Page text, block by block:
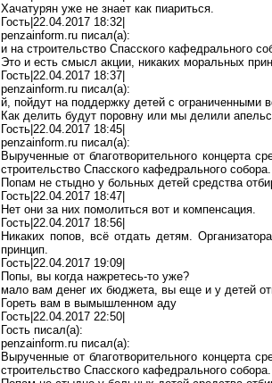
Хачатурян уже не знает как пиариться.
Гость|22.04.2017 18:32|
penzainform.ru писал(a):
и на строительство Спасского кафедрального
Это и есть смысл акции, никаких моральных
Гость|22.04.2017 18:37|
penzainform.ru писал(a):
й, пойдут на поддержку детей с ограниченными
Как делить будут поровну или мы делили
Гость|22.04.2017 18:45|
penzainform.ru писал(a):
Вырученные от благотворительного концерта
строительство Спасского кафедрального собора.
Попам не стыдно у больных детей средства
Гость|22.04.2017 18:47|
Нет они за них помолиться вот и компенсация.
Гость|22.04.2017 18:56|
Никаких попов, всё отдать детям.
принцип.
Гость|22.04.2017 19:09|
Попы, вы когда нажретесь-то уже?
мало вам денег их бюджета, вы еще и у детей
Гореть вам в вымышленном аду
Гость|22.04.2017 22:50|
Гость писал(a):
penzainform.ru писал(a):
Вырученные от благотворительного концерта
строительство Спасского кафедрального собора.